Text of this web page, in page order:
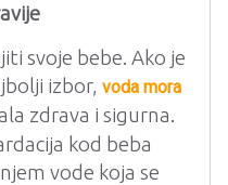
svoje bebe. Ako je
izbor, voda mora
zdrava i sigurna.
kod beba
vode koja se